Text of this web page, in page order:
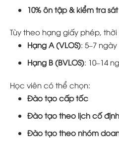
10% ôn tập & kiểm tra
Tùy theo hạng giấy phép,
Hạng A (VLOS): 5–7 ngày
Hạng B (BVLOS): 10–14
Học viên có thể chọn:
Đào tạo cấp tốc
Đào tạo theo lịch cố định
Đào tạo theo nhóm